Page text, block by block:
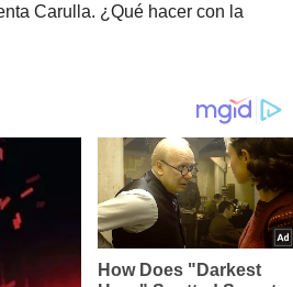
Carulla. ¿Qué hacer con la